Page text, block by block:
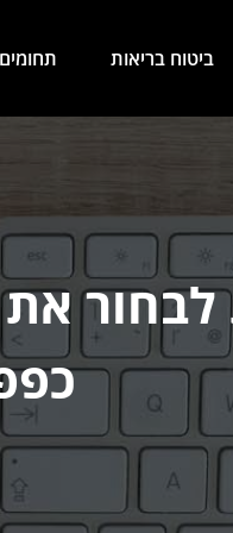
ותזונהביטוח בריאות
את